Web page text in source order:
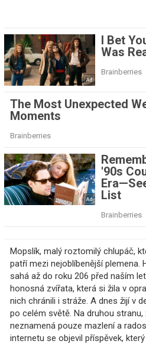
Mopslík, malý roztomilý chlupáč,
patří mezi nejoblíbenější plemena.
sahá až do roku 206 před naším
honosná zvířata, která si žila v
nich chránili i stráže. A dnes žijí v
po celém světě. Na druhou
neznamená pouze mazlení a
internetu se objevil příspěvek,